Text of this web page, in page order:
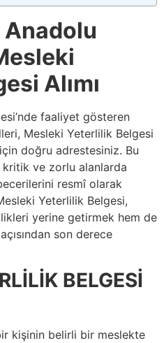
Anadolu
Alımı
faaliyet gösteren
Mesleki Yeterlilik Belgesi
doğru adrestesiniz. Bu
ve zorlu alanlarda
resmî olarak
Yeterlilik Belgesi,
yerine getirmek hem de
son derece
BELGESİ
kişinin belirli bir meslekte